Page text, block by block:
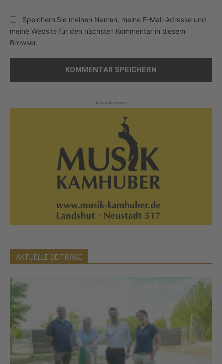
Speichern Sie meinen Namen, meine E-Mail-Adresse und
meine Website für den nächsten Kommentar in diesem
Browser.
- Advertisment -
AKTUELLE BEITRÄGE